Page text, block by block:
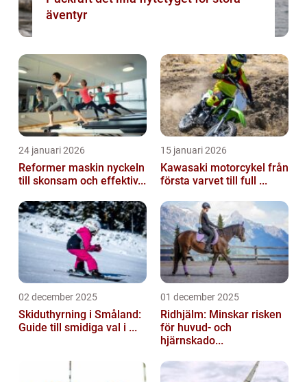
äventyr
24 januari 2026
Reformer maskin nyckeln
till skonsam och effektiv...
15 januari 2026
Kawasaki motorcykel från
första varvet till full ...
02 december 2025
Skiduthyrning i Småland:
Guide till smidiga val i ...
01 december 2025
Ridhjälm: Minskar risken
för huvud- och
hjärnskado...